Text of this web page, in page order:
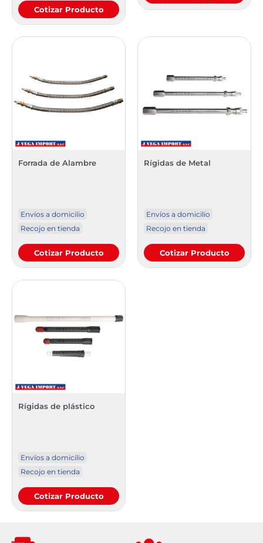
Cotizar Producto
Forrada de Alambre
Envíos a domicilio
Recojo en tienda
Cotizar Producto
Rígidas de Metal
Envíos a domicilio
Recojo en tienda
Cotizar Producto
Rígidas de plástico
Envíos a domicilio
Recojo en tienda
Cotizar Producto